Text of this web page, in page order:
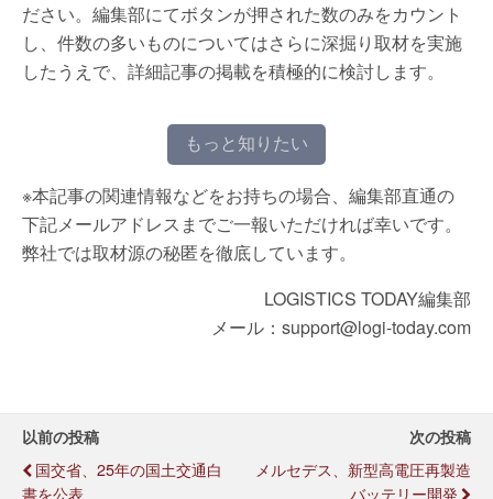
ださい。編集部にてボタンが押された数のみをカウント
し、件数の多いものについてはさらに深掘り取材を実施
したうえで、詳細記事の掲載を積極的に検討します。
もっと知りたい
※本記事の関連情報などをお持ちの場合、編集部直通の
下記メールアドレスまでご一報いただければ幸いです。
弊社では取材源の秘匿を徹底しています。
LOGISTICS TODAY編集部
メール：support@logi-today.com
以前の投稿
国交省、25年の国土交通白
書を公表
次の投稿
メルセデス、新型高電圧再製造
バッテリー開発